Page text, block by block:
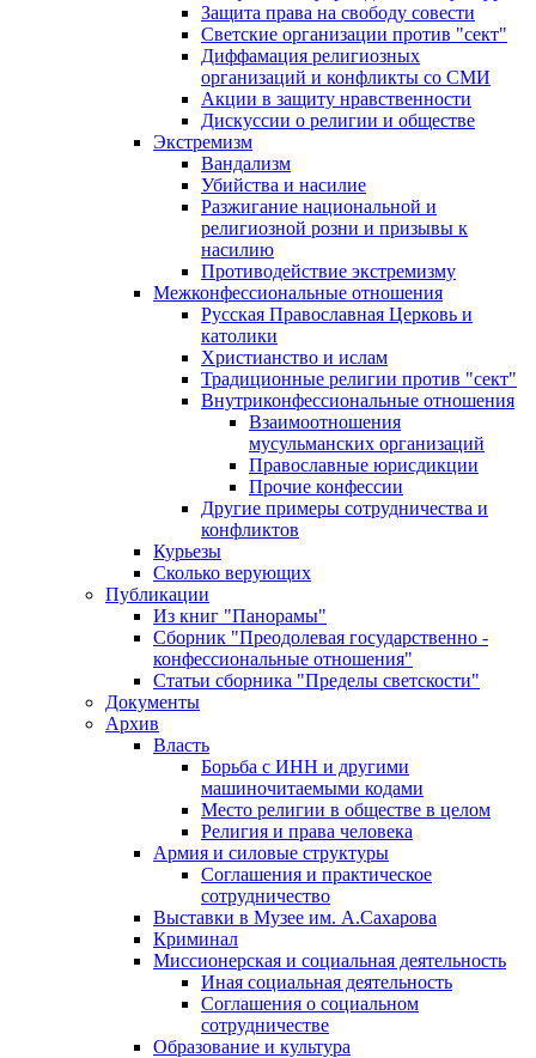
Защита права на свободу совести
Светские организации против "сект"
Диффамация религиозных
организаций и конфликты со СМИ
Акции в защиту нравственности
Дискуссии о религии и обществе
Экстремизм
Вандализм
Убийства и насилие
Разжигание национальной и
религиозной розни и призывы к
насилию
Противодействие экстремизму
Межконфессиональные отношения
Русская Православная Церковь и
католики
Христианство и ислам
Традиционные религии против "сект"
Внутриконфессиональные отношения
Взаимоотношения
мусульманских организаций
Православные юрисдикции
Прочие конфессии
Другие примеры сотрудничества и
конфликтов
Курьезы
Сколько верующих
Публикации
Из книг "Панорамы"
Сборник "Преодолевая государственно -
конфессиональные отношения"
Статьи сборника "Пределы светскости"
Документы
Архив
Власть
Борьба с ИНН и другими
машиночитаемыми кодами
Место религии в обществе в целом
Религия и права человека
Армия и силовые структуры
Соглашения и практическое
сотрудничество
Выставки в Музее им. А.Сахарова
Криминал
Миссионерская и социальная деятельность
Иная социальная деятельность
Соглашения о социальном
сотрудничестве
Образование и культура